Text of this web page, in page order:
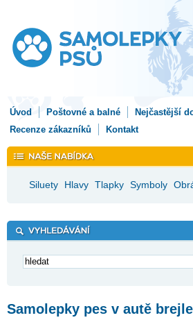
Úvod Poštovné a balné
Nejčastější
Recenze zákazníků
Kontakt
Siluety Hlavy Tlapky Symboly
Samolepky pes v autě